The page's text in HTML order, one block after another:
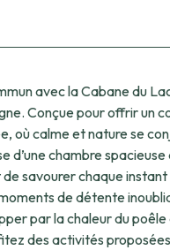
avec la Cabane du
Conçue pour offrir un
et nature se conjuguent
chambre spacieuse
savourer chaque
de détente
par la chaleur du